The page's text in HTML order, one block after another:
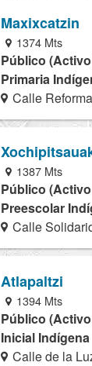
Maxixcatzin
1374 Mts
Público
Primaria
Calle
1387 Mts
Público
Preescolar
Calle
Atlapaltzi
1394 Mts
Público
Inicial
Calle de la